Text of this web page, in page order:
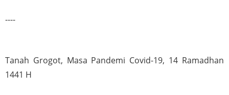
----
Tanah Grogot, Masa Pandemi Covid-19, 14 Ramadhan
1441 H